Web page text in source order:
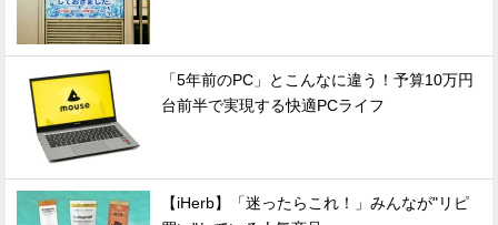
「5年前のPC」とこんなに違う！予算10万円
台前半で実現する快適PCライフ
【iHerb】「迷ったらこれ！」みんなが"リピ